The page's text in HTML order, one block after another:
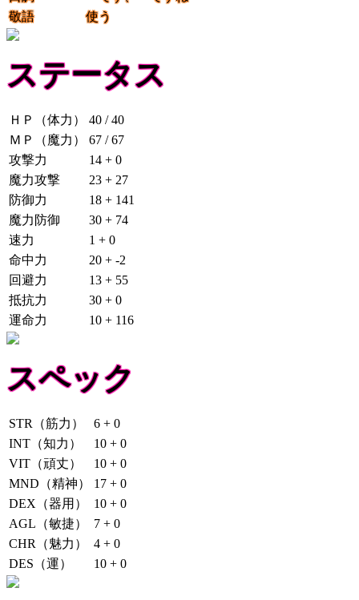
敬語
使う
ステータス
ＨＰ（体力）
40 / 40
ＭＰ（魔力）
67 / 67
攻撃力
14 + 0
魔力攻撃
23 + 27
防御力
18 + 141
魔力防御
30 + 74
速力
1 + 0
命中力
20 + -2
回避力
13 + 55
抵抗力
30 + 0
運命力
10 + 116
スペック
STR（筋力）
6 + 0
INT（知力）
10 + 0
VIT（頑丈）
10 + 0
MND（精神）
17 + 0
DEX（器用）
10 + 0
AGL（敏捷）
7 + 0
CHR（魅力）
4 + 0
DES（運）
10 + 0